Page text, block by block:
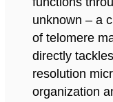
unknown – a
of telomere
directly
resolution
organization